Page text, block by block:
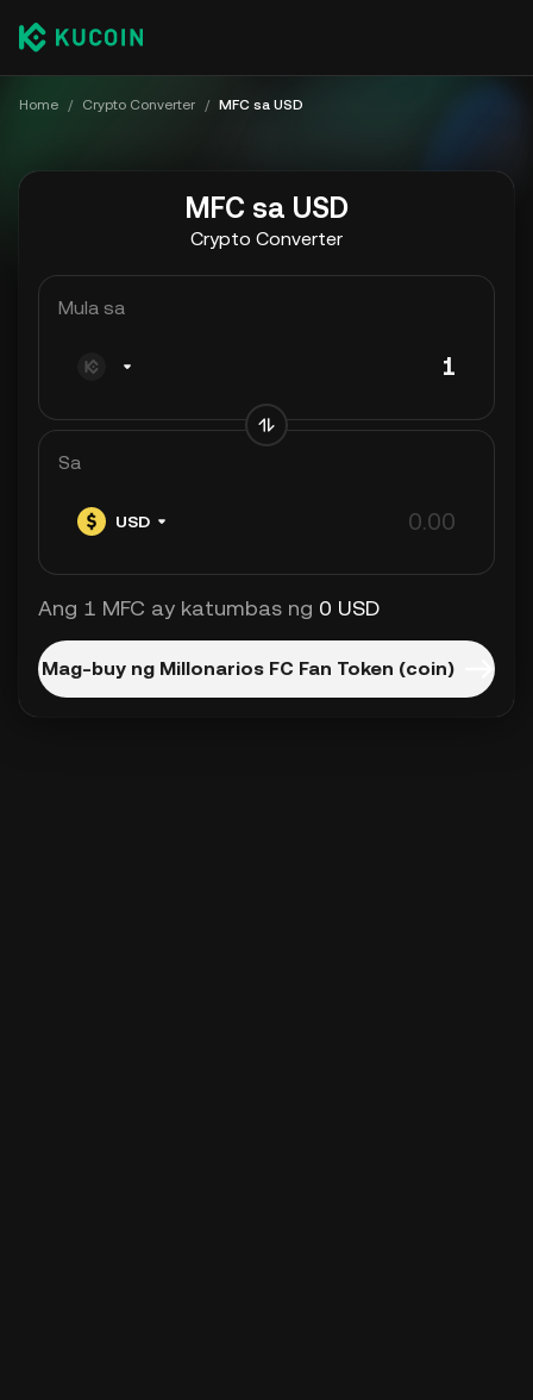
Home / Crypto Converter / MFC sa USD
MFC sa USD
Crypto Converter
Mula sa
Sa
USD
Ang 1 MFC ay katumbas ng 0 USD
Mag-buy ng Millonarios FC Fan Token (coin)